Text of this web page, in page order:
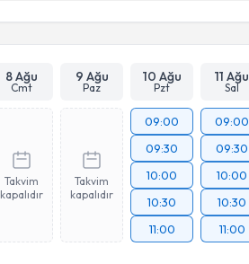
8 Ağu
Cmt
9 Ağu
Paz
10 Ağu
Pzt
11 Ağu
Sal
Takvim
kapalıdır
Takvim
kapalıdır
09:00
09:30
10:00
10:30
11:00
09:00
09:30
10:00
10:30
11:00